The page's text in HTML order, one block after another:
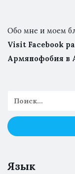
Обо мне и моем
Visit Facebook
Армянофобия в
Язык